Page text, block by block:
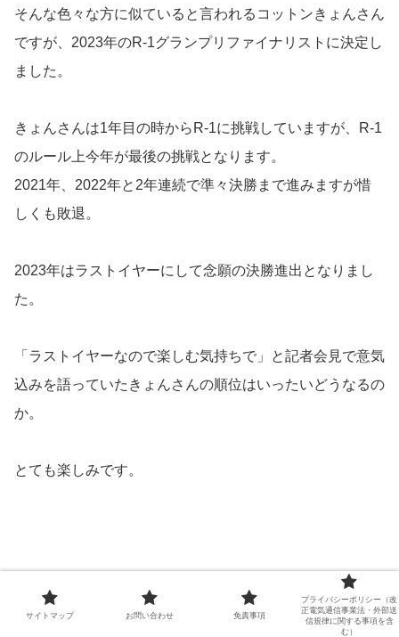
そんな色々な方に似ていると言われるコットンきょんさん
ですが、2023年のR-1グランプリファイナリストに決定し
ました。
きょんさんは1年目の時からR-1に挑戦していますが、R-1
のルール上今年が最後の挑戦となります。
2021年、2022年と2年連続で準々決勝まで進みますが惜
しくも敗退。
2023年はラストイヤーにして念願の決勝進出となりまし
た。
「ラストイヤーなので楽しむ気持ちで」と記者会見で意気
込みを語っていたきょんさんの順位はいったいどうなるの
か。
とても楽しみです。
スポンサーリンク
サイトマップ お問い合わせ 免責事項
プライバシーポリシー（改
正電気通信事業法・外部送
信規律に関する事項を含
む）